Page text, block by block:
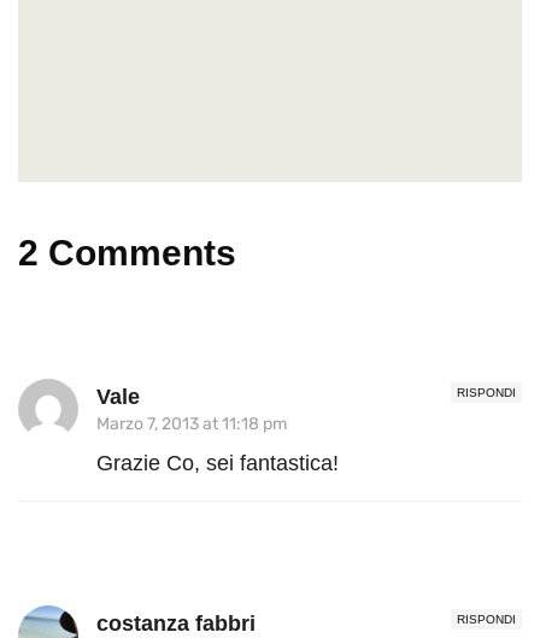
2 Comments
RISPONDI
Vale
Marzo 7, 2013 at 11:18 pm
Grazie Co, sei fantastica!
RISPONDI
costanza fabbri